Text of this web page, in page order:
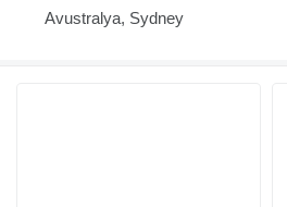
Avustralya, Sydney